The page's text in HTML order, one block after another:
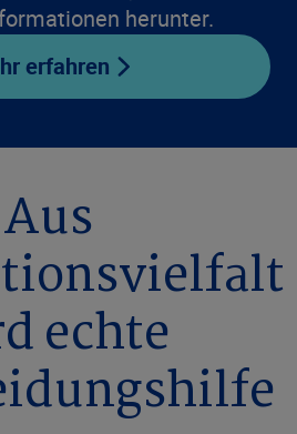
herunter.
erfahren
Aus
echte